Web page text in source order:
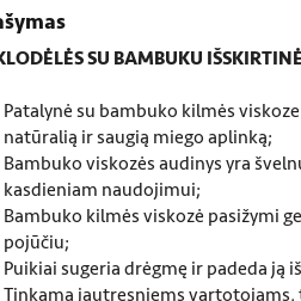
SU BAMBUKU
Patalynė su bambuko kilmės
natūralią ir saugią miego aplinką;
Bambuko viskozės audinys yra
kasdieniam naudojimui;
Bambuko kilmės viskozė pasižymi
pojūčiu;
Puikiai sugeria drėgmę ir padeda ją
Tinkama jautresniems